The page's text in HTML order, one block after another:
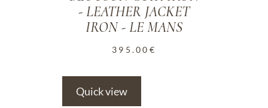
- LEATHER JACKET
IRON - LE MANS
395.00 €
Quick view